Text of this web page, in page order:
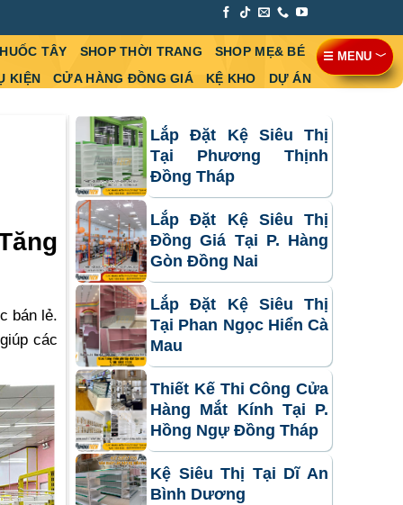
TÂY SHOP THỜI TRANG
SHOP MẸ& BÉ
KIỆN
CỬA HÀNG ĐỒNG GIÁ KỆ KHO DỰ ÁN
bán lẻ.
các
Lắp Đặt Kệ Siêu Thị
Tại Phương Thịnh
Đồng Tháp
Lắp Đặt Kệ Siêu Thị
Đồng Giá Tại P. Hàng
Gòn Đồng Nai
Lắp Đặt Kệ Siêu Thị
Tại Phan Ngọc Hiển Cà
Mau
Thiết Kế Thi Công Cửa
Hàng Mắt Kính Tại P.
Hồng Ngự Đồng Tháp
Kệ Siêu Thị Tại Dĩ An
Bình Dương
☰ MENU ﹀